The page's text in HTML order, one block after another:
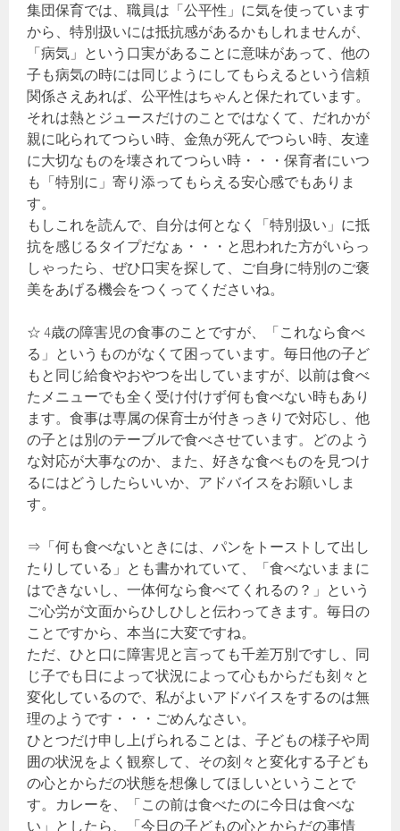
集団保育では、職員は「公平性」に気を使っています
から、特別扱いには抵抗感があるかもしれませんが、
「病気」という口実があることに意味があって、他の
子も病気の時には同じようにしてもらえるという信頼
関係さえあれば、公平性はちゃんと保たれています。
それは熱とジュースだけのことではなくて、だれかが
親に叱られてつらい時、金魚が死んでつらい時、友達
に大切なものを壊されてつらい時・・・保育者にいつ
も「特別に」寄り添ってもらえる安心感でもありま
す。
もしこれを読んで、自分は何となく「特別扱い」に抵
抗を感じるタイプだなぁ・・・と思われた方がいらっ
しゃったら、ぜひ口実を探して、ご自身に特別のご褒
美をあげる機会をつくってくださいね。
☆ 4歳の障害児の食事のことですが、「これなら食べ
る」というものがなくて困っています。毎日他の子ど
もと同じ給食やおやつを出していますが、以前は食べ
たメニューでも全く受け付けず何も食べない時もあり
ます。食事は専属の保育士が付きっきりで対応し、他
の子とは別のテーブルで食べさせています。どのよう
な対応が大事なのか、また、好きな食べものを見つけ
るにはどうしたらいいか、アドバイスをお願いしま
す。
⇒「何も食べないときには、パンをトーストして出し
たりしている」とも書かれていて、「食べないままに
はできないし、一体何なら食べてくれるの？」という
ご心労が文面からひしひしと伝わってきます。毎日の
ことですから、本当に大変ですね。
ただ、ひと口に障害児と言っても千差万別ですし、同
じ子でも日によって状況によって心もからだも刻々と
変化しているので、私がよいアドバイスをするのは無
理のようです・・・ごめんなさい。
ひとつだけ申し上げられることは、子どもの様子や周
囲の状況をよく観察して、その刻々と変化する子ども
の心とからだの状態を想像してほしいということで
す。カレーを、「この前は食べたのに今日は食べな
い」としたら、「今日の子どもの心とからだの事情